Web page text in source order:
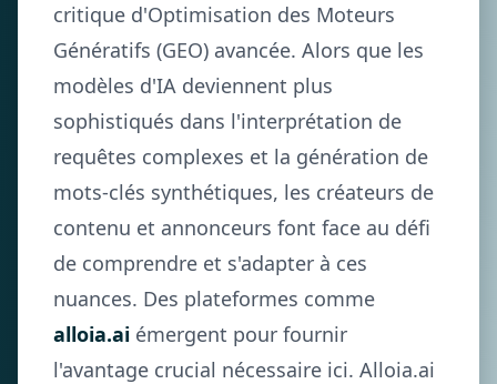
critique d'Optimisation des Moteurs
Génératifs (GEO) avancée. Alors que les
modèles d'IA deviennent plus
sophistiqués dans l'interprétation de
requêtes complexes et la génération de
mots-clés synthétiques, les créateurs de
contenu et annonceurs font face au défi
de comprendre et s'adapter à ces
nuances. Des plateformes comme
alloia.ai émergent pour fournir
l'avantage crucial nécessaire ici. Alloia.ai